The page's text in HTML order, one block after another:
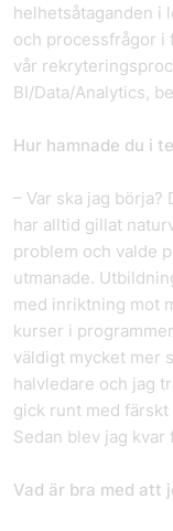
helhetsåtaganden i
och processfrågor i
vår
BI/Data/Analytics,
Hur hamnade du i
– Var ska jag börja?
har alltid gillat
problem och valde
utmanade.
med inriktning mot
kurser i
väldigt mycket mer
halvledare och jag
gick runt med
Sedan blev jag
Vad är bra med att